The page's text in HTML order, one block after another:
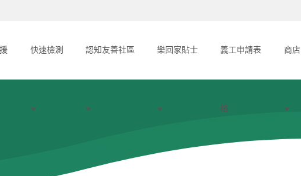
快速檢測 認知友善社區 樂回家貼士 義工申請表
格
商店